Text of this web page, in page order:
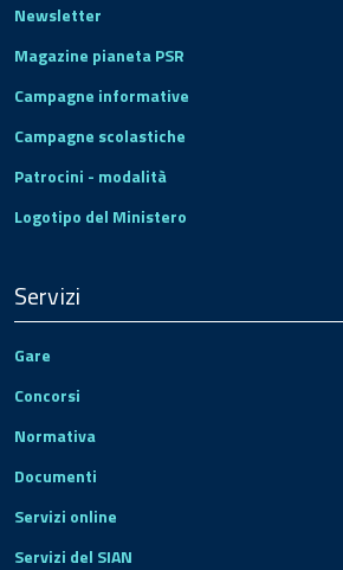
Newsletter
Magazine pianeta PSR
Campagne informative
Campagne scolastiche
Patrocini - modalità
Logotipo del Ministero
Servizi
Gare
Concorsi
Normativa
Documenti
Servizi online
Servizi del SIAN